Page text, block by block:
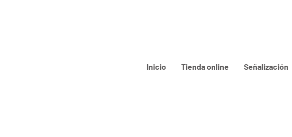
Inicio Tienda online Señalización